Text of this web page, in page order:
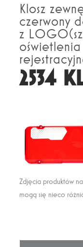
Klosz
czerwony
z
2534
Zdjęcia produktów
mogą się nieco